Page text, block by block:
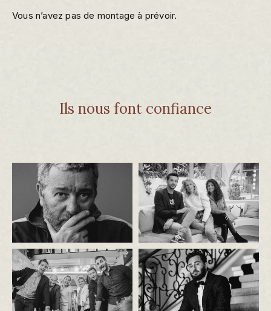
Vous n’avez pas de montage à prévoir.
Ils nous font confiance